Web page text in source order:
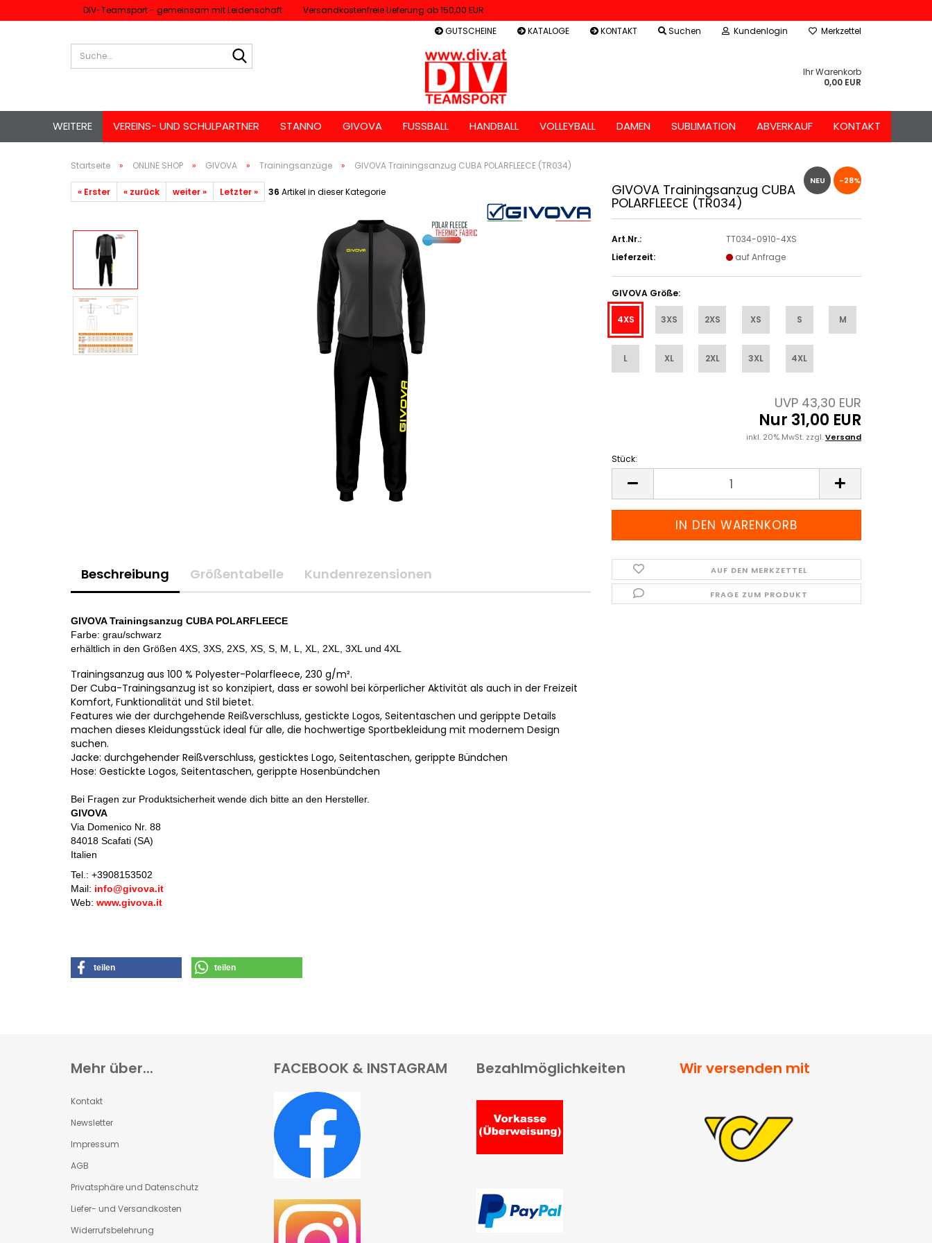
DIV-Teamsport - gemeinsam mit Leidenschaft
Versandkostenfreie Lieferung ab 150,00 EUR
GUTSCHEINE
KATALOGE KONTAKT Suchen Kundenlogin
Merkzettel
Ihr Warenkorb
0,00 EUR
VEREINS- UND SCHULPARTNER STANNO GIVOVA FUSSBALL HANDBALL VOLLEYBALL DAMEN SUBLIMATION ABVERKAUF KONTAKT
WEITERE
Startseite » ONLINE SHOP » GIVOVA » Trainingsanzüge » GIVOVA Trainingsanzug CUBA POLARFLEECE (TR034)
« Erster « zurück weiter » Letzter » 36 Artikel in dieser Kategorie
NEU -28%
GIVOVA Trainingsanzug CUBA
POLARFLEECE (TR034)
Art.Nr.:
TT034-0910-4XS
Lieferzeit:
auf Anfrage
GIVOVA Größe:
4XS 3XS 2XS XS S M
L XL 2XL 3XL 4XL
UVP 43,30 EUR
Nur 31,00 EUR
inkl. 20% MwSt. zzgl.Versand
Stück:
Stück
AUF DEN MERKZETTEL
FRAGE ZUM PRODUKT
Beschreibung Größentabelle Kundenrezensionen
GIVOVA Trainingsanzug CUBA POLARFLEECE
Farbe: grau/schwarz
erhältlich in den Größen 4XS, 3XS, 2XS, XS, S, M, L, XL, 2XL, 3XL und 4XL
Trainingsanzug aus 100 % Polyester-Polarfleece, 230 g/m².
Der Cuba-Trainingsanzug ist so konzipiert, dass er sowohl bei körperlicher Aktivität als auch in der Freizeit
Komfort, Funktionalität und Stil bietet.
Features wie der durchgehende Reißverschluss, gestickte Logos, Seitentaschen und gerippte Details
machen dieses Kleidungsstück ideal für alle, die hochwertige Sportbekleidung mit modernem Design
suchen.
Jacke: durchgehender Reißverschluss, gesticktes Logo, Seitentaschen, gerippte Bündchen
Hose: Gestickte Logos, Seitentaschen, gerippte Hosenbündchen
Bei Fragen zur Produktsicherheit wende dich bitte an den Hersteller.
GIVOVA
Via Domenico Nr. 88
84018 Scafati (SA)
Italien
Tel.: +3908153502
Mail: info@givova.it
Web: www.givova.it
teilen teilen
Mehr über...
Kontakt
Newsletter
Impressum
AGB
Privatsphäre und Datenschutz
Liefer- und Versandkosten
Widerrufsbelehrung
FACEBOOK & INSTAGRAM Bezahlmöglichkeiten Wir versenden mit